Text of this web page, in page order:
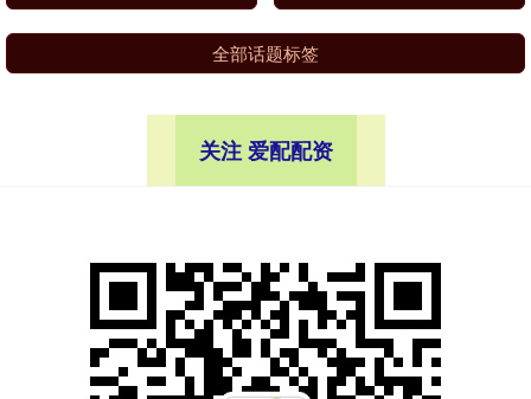
全部话题标签
关注 爱配配资